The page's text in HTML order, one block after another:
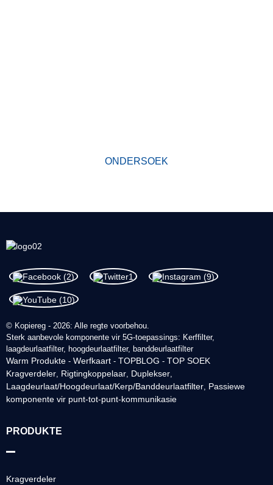
ONDERSOEK
© Kopiereg - 2026: Alle regte voorbehou.
Sterk aanbevole komponente vir 5G-toepassings: Kerffilter,
laagdeurlaatfilter, hoogdeurlaatfilter, banddeurlaatfilter
Warm Produkte -Werfkaart -TOPBLOG -TOP SOEK
Kragverdeler Rigtingkoppelaar Duplekser
Laagdeurlaat/Hoogdeurlaat/Kerp/Banddeurlaatfilter Passiewe
komponente vir punt-tot-punt-kommunikasie
PRODUKTE
Kragverdeler